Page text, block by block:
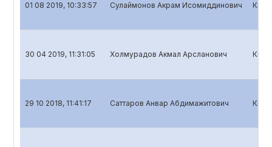
01 08 2019, 10:33:57 Сулаймонов Акрам Исомиддинович
30 04 2019, 11:31:05 Холмурадов Акмал Арсланович
29 10 2018, 11:41:17 Саттаров Анвар Абдимажитович